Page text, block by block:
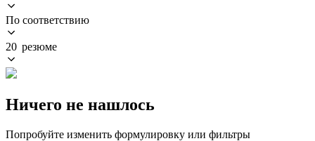
По соответствию
20 резюме
Ничего не нашлось
Попробуйте изменить формулировку или фильтры